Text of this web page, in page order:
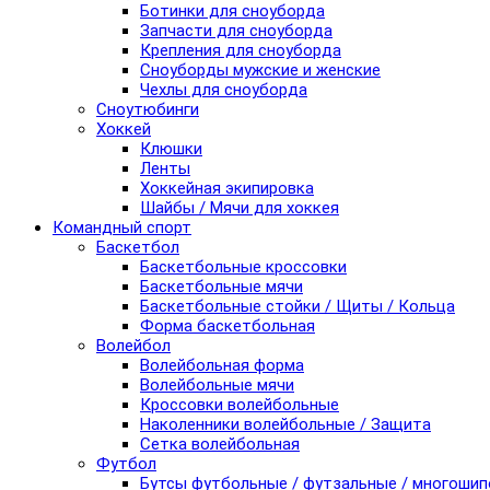
Ботинки для сноуборда
Запчасти для сноуборда
Крепления для сноуборда
Сноуборды мужские и женские
Чехлы для сноуборда
Сноутюбинги
Хоккей
Клюшки
Ленты
Хоккейная экипировка
Шайбы / Мячи для хоккея
Командный спорт
Баскетбол
Баскетбольные кроссовки
Баскетбольные мячи
Баскетбольные стойки / Щиты / Кольца
Форма баскетбольная
Волейбол
Волейбольная форма
Волейбольные мячи
Кроссовки волейбольные
Наколенники волейбольные / Защита
Сетка волейбольная
Футбол
Бутсы футбольные / футзальные /